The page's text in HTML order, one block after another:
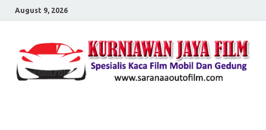
August 9, 2026